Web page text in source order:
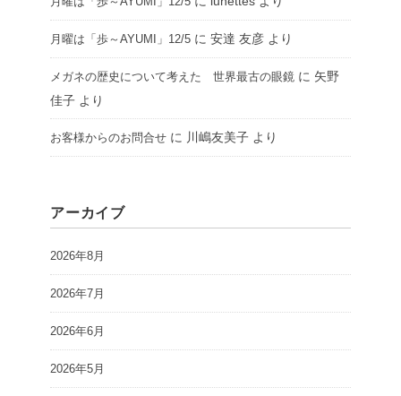
月曜は「歩～AYUMI」12/5 に 安達 友彦 より
メガネの歴史について考えた 世界最古の眼鏡 に 矢野
佳子 より
お客様からのお問合せ に 川嶋友美子 より
アーカイブ
2026年8月
2026年7月
2026年6月
2026年5月